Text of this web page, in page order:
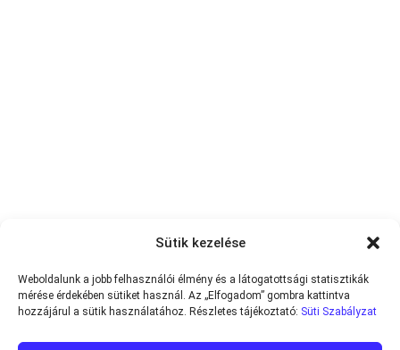
Sütik kezelése
Weboldalunk a jobb felhasználói élmény és a látogatottsági statisztikák
mérése érdekében sütiket használ. Az „Elfogadom” gombra kattintva
hozzájárul a sütik használatához. Részletes tájékoztató: Süti Szabályzat